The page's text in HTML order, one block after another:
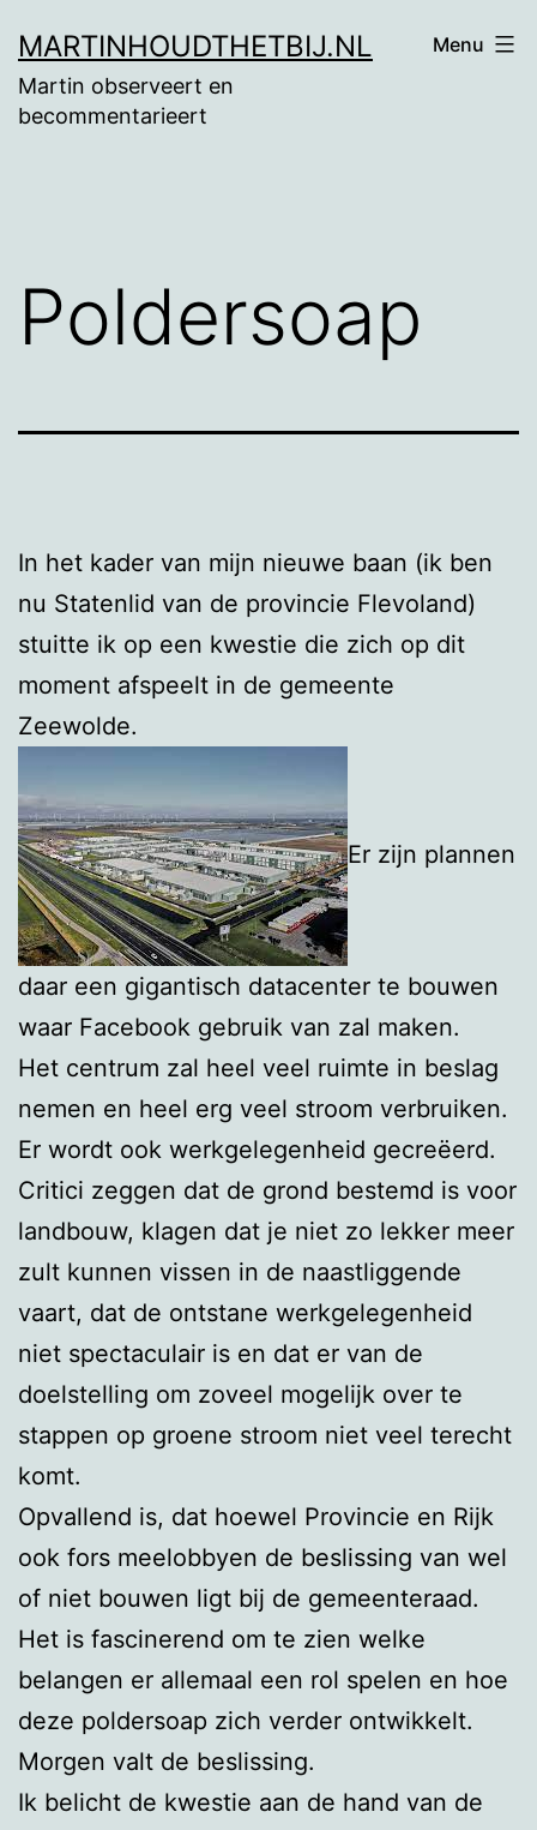
naar
de
MARTINHOUDTHETBIJ.NL
Martin observeert en
becommentarieert
Menu
Poldersoap
In het kader van mijn nieuwe baan (ik ben
nu Statenlid van de provincie Flevoland)
stuitte ik op een kwestie die zich op dit
moment afspeelt in de gemeente
Zeewolde.
Er zijn plannen
daar een gigantisch datacenter te bouwen
waar Facebook gebruik van zal maken.
Het centrum zal heel veel ruimte in beslag
nemen en heel erg veel stroom verbruiken.
Er wordt ook werkgelegenheid gecreëerd.
Critici zeggen dat de grond bestemd is voor
landbouw, klagen dat je niet zo lekker meer
zult kunnen vissen in de naastliggende
vaart, dat de ontstane werkgelegenheid
niet spectaculair is en dat er van de
doelstelling om zoveel mogelijk over te
stappen op groene stroom niet veel terecht
komt.
Opvallend is, dat hoewel Provincie en Rijk
ook fors meelobbyen de beslissing van wel
of niet bouwen ligt bij de gemeenteraad.
Het is fascinerend om te zien welke
belangen er allemaal een rol spelen en hoe
deze poldersoap zich verder ontwikkelt.
Morgen valt de beslissing.
Ik belicht de kwestie aan de hand van de